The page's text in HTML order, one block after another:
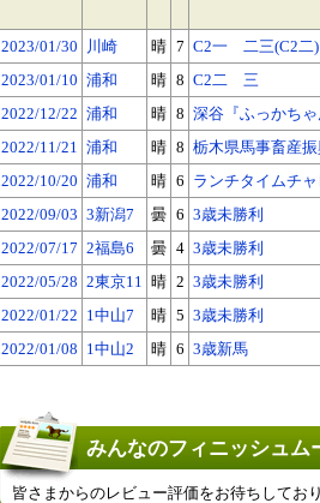
2023/01/30 川崎 晴 7 C2一 二三(C2二)
2023/01/10 浦和 晴 8 C2二 三
2022/12/22 浦和 晴 8 深谷『ふっかち
2022/11/21 浦和 晴 8 栃木県馬事畜産
2022/10/20 浦和 晴 6 ランチタイムチ
2022/09/03 3新潟7 曇 6 3歳未勝利
2022/07/17 2福島6 曇 4 3歳未勝利
2022/05/28 2東京11 晴 2 3歳未勝利
2022/01/22 1中山7 晴 5 3歳未勝利
2022/01/08 1中山2 晴 6 3歳新馬
みんなのフィニッシュム
皆さまからのレビュー評価をお待ちしてお